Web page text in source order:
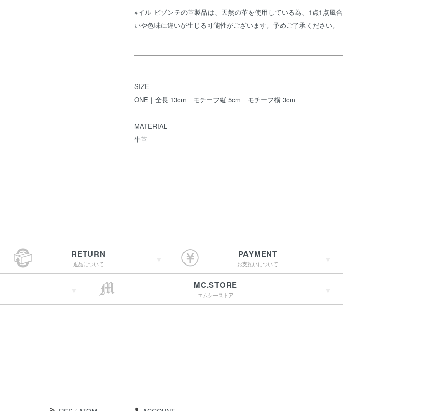
※イル ビゾンテの革製品は、天然の革を使用している為、1点1点風合
いや色味に違いが生じる可能性がございます。予めご了承ください。
SIZE
ONE｜全長 13cm｜モチーフ縦 5cm｜モチーフ横 3cm
MATERIAL
牛革
RETURN
返品について
PAYMENT
お支払いについて
MC.STORE
エムシーストア